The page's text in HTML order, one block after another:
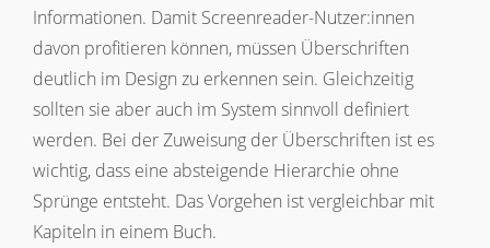
Informationen. Damit Screenreader-Nutzer:innen
davon profitieren können, müssen Überschriften
deutlich im Design zu erkennen sein. Gleichzeitig
sollten sie aber auch im System sinnvoll definiert
werden. Bei der Zuweisung der Überschriften ist es
wichtig, dass eine absteigende Hierarchie ohne
Sprünge entsteht. Das Vorgehen ist vergleichbar mit
Kapiteln in einem Buch.